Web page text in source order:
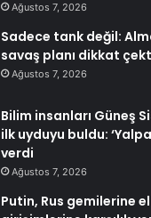
Ağustos 7, 2026
Sadece tank değil:
savaş planı dikkat
Ağustos 7, 2026
Bilim insanları Güneş
ilk uyduyu buldu:
verdi
Ağustos 7, 2026
Putin, Rus gemilerine